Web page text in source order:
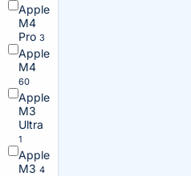
Apple
M4
Pro 3
Apple
M4
60
Apple
M3
Ultra
1
Apple
M3 4